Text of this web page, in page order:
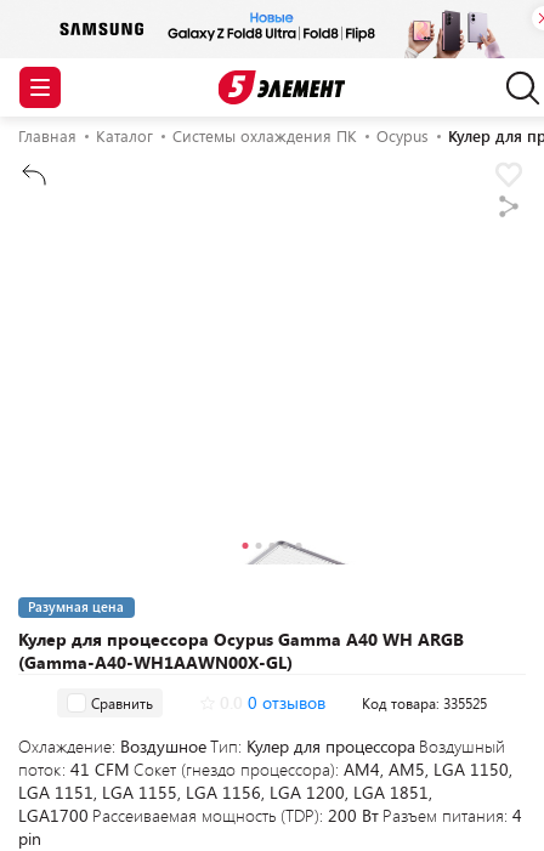
Главная Каталог Системы охлаждения ПК Ocypus Кулер для
Кулер для процессора Ocypus Gamma A40 WH ARGB
(Gamma-A40-WH1AAWN00X-GL)
Разумная цена
Сравнить 0 отзывов Код товара: 335525
Охлаждение: ВоздушноеТип: Кулер для процессора Воздушный
поток: 41 CFM Сокет (гнездо процессора): AM4, AM5, LGA 1150,
LGA 1151, LGA 1155, LGA 1156, LGA 1200, LGA 1851,
LGA1700 Рассеиваемая мощность (TDP): 200 Вт Разъем питания: 4
pin